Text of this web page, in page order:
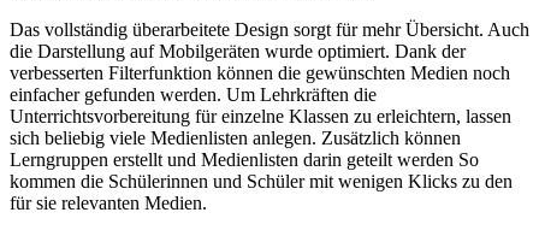
Das vollständig überarbeitete Design sorgt für mehr Übersicht. Auch
die Darstellung auf Mobilgeräten wurde optimiert. Dank der
verbesserten Filterfunktion können die gewünschten Medien noch
einfacher gefunden werden. Um Lehrkräften die
Unterrichtsvorbereitung für einzelne Klassen zu erleichtern, lassen
sich beliebig viele Medienlisten anlegen. Zusätzlich können
Lerngruppen erstellt und Medienlisten darin geteilt werden So
kommen die Schülerinnen und Schüler mit wenigen Klicks zu den
für sie relevanten Medien.